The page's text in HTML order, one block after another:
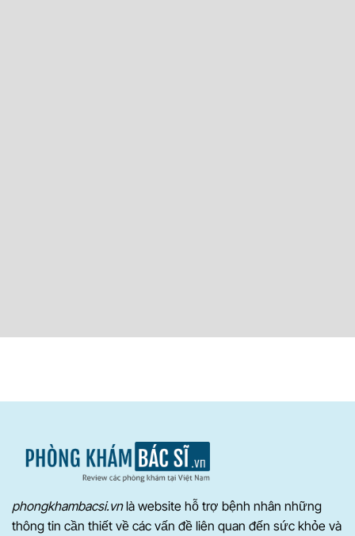
phongkhambacsi.vnlà website hỗ trợ bệnh nhân những
thông tin cần thiết về các vấn đề liên quan đến sức khỏe và